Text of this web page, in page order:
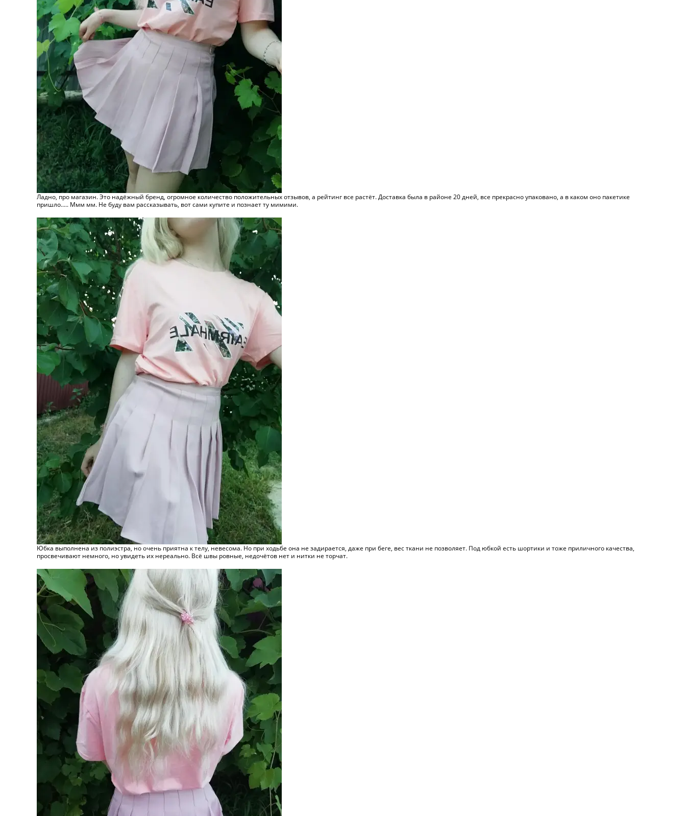
Ладно, про магазин. Это надёжный бренд, огромное количество положительных отзывов, а рейтинг все растёт. Доставка была в районе 20 дней, все прекрасно упаковано, а в каком оно пакетике
пришло..... Ммм мм. Не буду вам рассказывать, вот сами купите и познает ту мимими.
Юбка выполнена из полиэстра, но очень приятна к телу, невесома. Но при ходьбе она не задирается, даже при беге, вес ткани не позволяет. Под юбкой есть шортики и тоже приличного качества,
просвечивают немного, но увидеть их нереально. Всё швы ровные, недочётов нет и нитки не торчат.